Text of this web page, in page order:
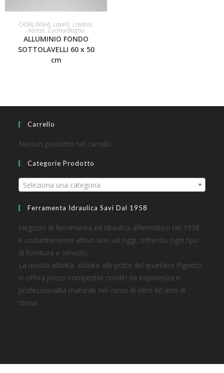
LEGGI TUTTO
CASALINGHI, Lavelli, Lavatoi,
Access. Cucina/Bagno
ALLUMINIO FONDO
SOTTOLAVELLI 60 x 50
cm
Carrello
Nessun prodotto nel carrello.
Categorie Prodotto
Seleziona una categoria
Ferramenta Idraulica Savi Dal 1958
Negozio di ferramenta ed idraulica affermatosi nel 1958
e costantemente attivo sino ad oggi, offrendo ogni tipo
di fornitura e servizio,
La nostra attività, situata alle porte del quartiere Pigneto,
vi offrirà prezzi competitivi conditi da esperienza e
professionalità maturati nel corso di oltre 60 anni di
storia.